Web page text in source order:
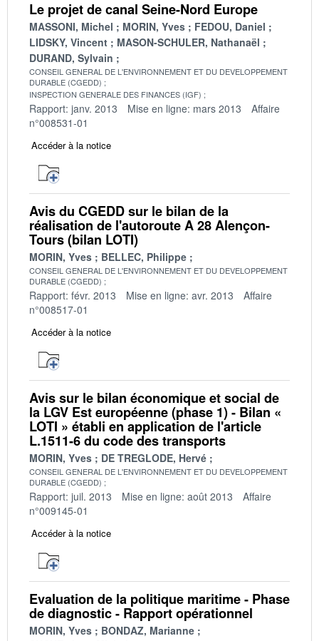
Le projet de canal Seine-Nord Europe
MASSONI, Michel MORIN, Yves
FEDOU, Daniel
LIDSKY, Vincent
MASON-SCHULER, Nathanaël
DURAND, Sylvain
CONSEIL GENERAL DE L'ENVIRONNEMENT ET DU DEVELOPPEMENT
DURABLE (CGEDD)
INSPECTION GENERALE DES FINANCES (IGF)
Rapport: janv. 2013 Mise en ligne: mars 2013
Affaire
n°008531-01
Accéder à la notice
Avis du CGEDD sur le bilan de la
réalisation de l'autoroute A 28 Alençon-
Tours (bilan LOTI)
MORIN, Yves BELLEC, Philippe
CONSEIL GENERAL DE L'ENVIRONNEMENT ET DU DEVELOPPEMENT
DURABLE (CGEDD)
Rapport: févr. 2013 Mise en ligne: avr. 2013
Affaire
n°008517-01
Accéder à la notice
Avis sur le bilan économique et social de
la LGV Est européenne (phase 1) - Bilan «
LOTI » établi en application de l'article
L.1511-6 du code des transports
MORIN, Yves DE TREGLODE, Hervé
CONSEIL GENERAL DE L'ENVIRONNEMENT ET DU DEVELOPPEMENT
DURABLE (CGEDD)
Rapport: juil. 2013 Mise en ligne: août 2013
Affaire
n°009145-01
Accéder à la notice
Evaluation de la politique maritime - Phase
de diagnostic - Rapport opérationnel
MORIN, Yves
BONDAZ, Marianne